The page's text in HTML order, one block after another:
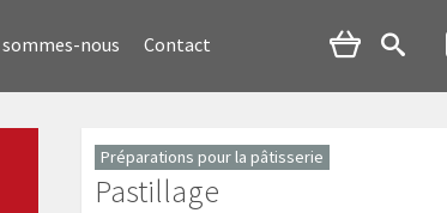
sommes-nous Contact
Préparations pour la pâtisserie
Pastillage